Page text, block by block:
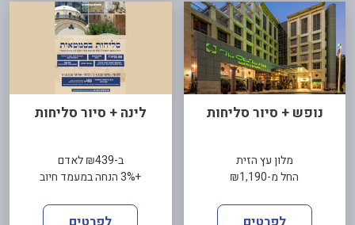
נופש + סיור סליחות
מלון עץ הזית
החל מ-₪1,190
לינה + סיור סליחות
ב-₪439 לאדם
+3% הנחה במעמד חיוב